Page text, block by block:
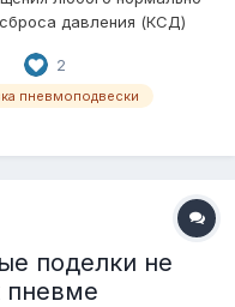
давления (КСД)
после выключения
20х30х6мм! С одной
2
пневмоподвески
поделки не